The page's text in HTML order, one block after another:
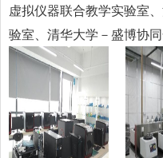
虚拟仪器联合教学实验室
验室、清华大学－盛博协